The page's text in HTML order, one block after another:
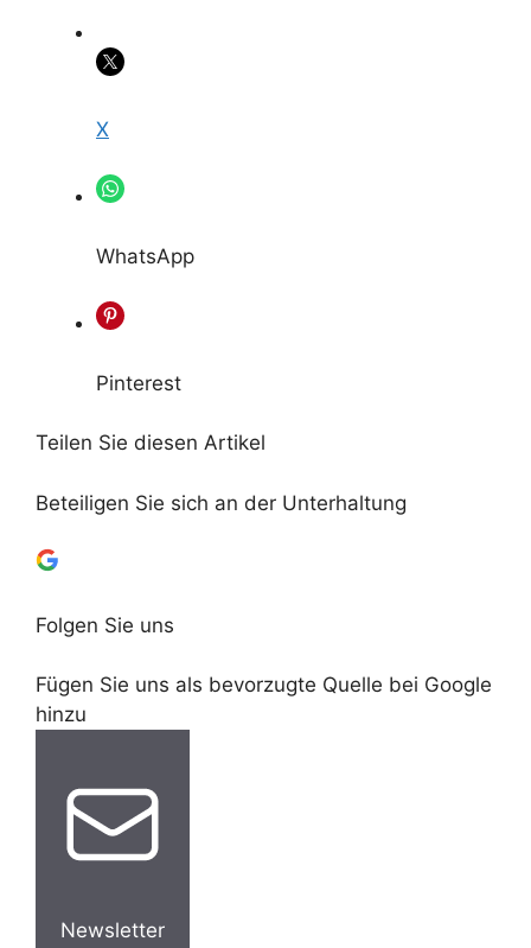
X
WhatsApp
Pinterest
Teilen Sie diesen Artikel
Beteiligen Sie sich an der Unterhaltung
Folgen Sie uns
Fügen Sie uns als bevorzugte Quelle bei Google
hinzu
Newsletter